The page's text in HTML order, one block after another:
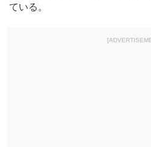
ている。